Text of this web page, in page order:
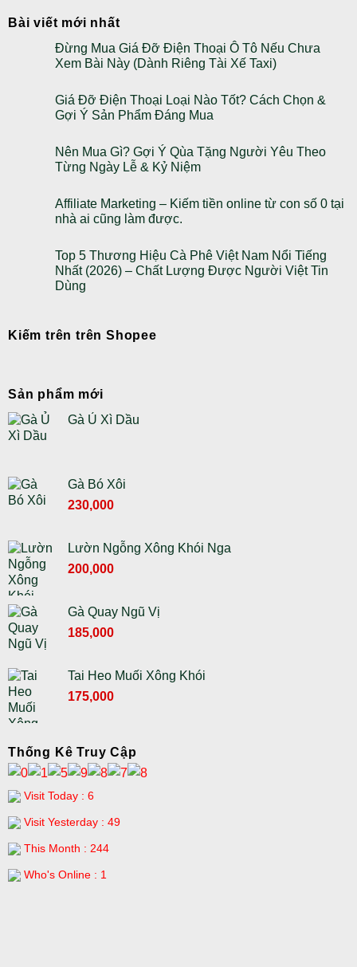
Bài viết mới nhất
Đừng Mua Giá Đỡ Điện Thoại Ô Tô Nếu Chưa
Xem Bài Này (Dành Riêng Tài Xế Taxi)
Giá Đỡ Điện Thoại Loại Nào Tốt? Cách Chọn &
Gợi Ý Sản Phẩm Đáng Mua
Nên Mua Gì? Gợi Ý Qùa Tặng Người Yêu Theo
Từng Ngày Lễ & Kỷ Niệm
Affiliate Marketing – Kiếm tiền online từ con số 0 tại
nhà ai cũng làm được.
Top 5 Thương Hiệu Cà Phê Việt Nam Nổi Tiếng
Nhất (2026) – Chất Lượng Được Người Việt Tin
Dùng
Kiếm trên trên Shopee
Sản phẩm mới
Gà Ủ Xì Dầu
Gà Bó Xôi
230,000
Lườn Ngỗng Xông Khói Nga
Giá
230,000 ₫.
200,000
là:
Gà Quay Ngũ Vị
Giá
210,000 ₫.
185,000
là:
Tai Heo Muối Xông Khói
Giá
195,000 ₫.
175,000
là:
175,000 ₫.
Thống Kê Truy Cập
Visit Today : 6
Visit Yesterday : 49
This Month : 244
Who's Online : 1